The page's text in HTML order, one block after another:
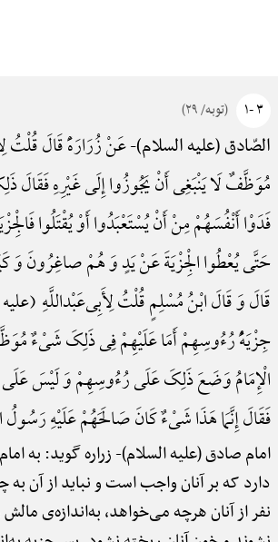
۳ -۱ (توبه/ ۲۹)
الصّادق (علیه السلام)-عَنْ زُرَارَهًَْ قَالَ قُلْتُ
مُوَظَّفٌ لَا یَنْبَغِی أَنْ یَجُوزُوا إِلَی غَیْرِهِ فَقَالَ
فَدَوْا أَنْفُسَهُمْ مِنْ أَنْ یُسْتَعْبَدُوا أَوْ یُقْتَلُوا
حَتَّی یُعْطُوا الْجِزْیَةَ عَنْ یَدٍ وَ هُمْ صاغِرُونَ وَ
قَالَ وَ قَالَ ابْنُ مُسْلِمٍ قُلْتُ لِأَبِی‌عَبْداللَّهِ
جِزْیَهًُْ رُءُوسِهِمْ أَ‌مَا عَلَیْهِمْ فِی ذَلِکَ شَیْءٌ
الْإِمَامُ وَضَعَ ذَلِکَ عَلَی رُءُوسِهِمْ وَ لَیْسَ
فَقَالَ إِنَّمَا هَذَا شَیْءٌ کَانَ صَالَحَهُمْ عَلَیْهِ رَسُولُ
امام صادق (علیه السلام)-زراره گوید: به
دارد که بر آنان واجب است و نباید از آن
نفر از آنان هرچه می‌خواهد، به‌اندازه‌ی